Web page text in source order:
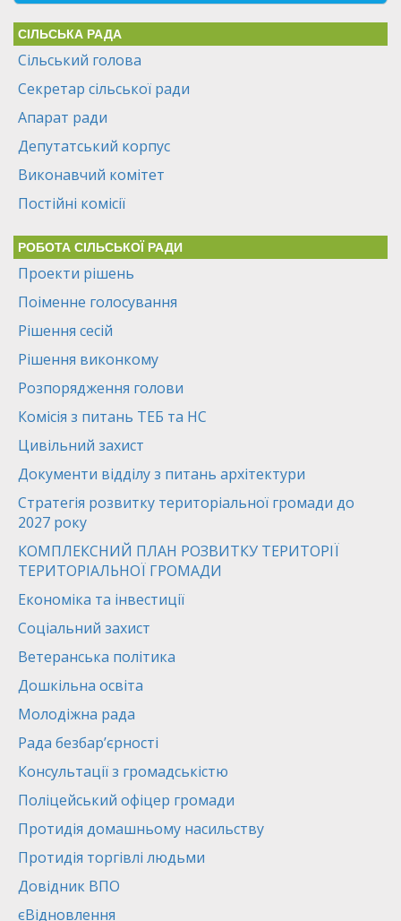
СІЛЬСЬКА РАДА
Сільський голова
Секретар сільської ради
Апарат ради
Депутатський корпус
Виконавчий комітет
Постійні комісії
РОБОТА СІЛЬСЬКОЇ РАДИ
Проекти рішень
Поіменне голосування
Рішення сесій
Рішення виконкому
Розпорядження голови
Комісія з питань ТЕБ та НС
Цивільний захист
Документи відділу з питань архітектури
Стратегія розвитку територіальної громади до
2027 року
КОМПЛЕКСНИЙ ПЛАН РОЗВИТКУ ТЕРИТОРІЇ
ТЕРИТОРІАЛЬНОЇ ГРОМАДИ
Економіка та інвестиції
Соціальний захист
Ветеранська політика
Дошкільна освіта
Молодіжна рада
Рада безбар’єрності
Консультації з громадськістю
Поліцейський офіцер громади
Протидія домашньому насильству
Протидія торгівлі людьми
Довідник ВПО
єВідновлення